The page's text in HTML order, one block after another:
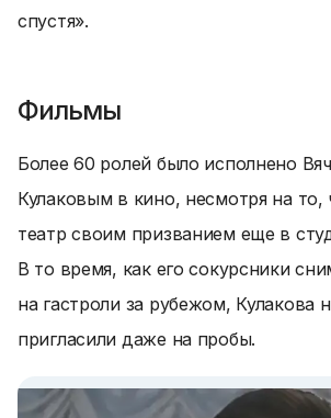
спустя».
Фильмы
Более 60 ролей было исполнено
Кулаковым в кино, несмотря на то,
театр своим призванием еще в
В то время, как его сокурсники
на гастроли за рубежом, Кулакова
пригласили даже на пробы.